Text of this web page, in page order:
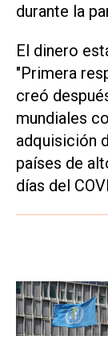
durante la
El dinero
"Primera
creó
mundiales
adquisición
países de
días del